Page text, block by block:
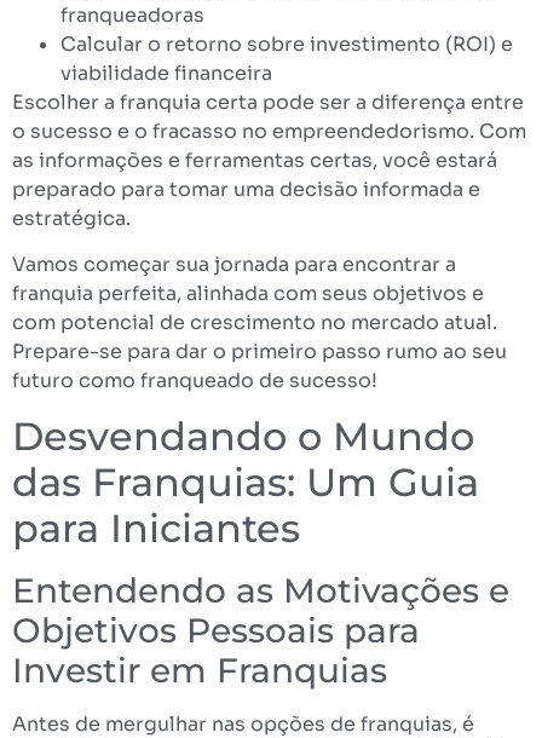
franqueadoras
Calcular o retorno sobre investimento (ROI) e
viabilidade financeira
Escolher a franquia certa pode ser a diferença entre
o sucesso e o fracasso no empreendedorismo. Com
as informações e ferramentas certas, você estará
preparado para tomar uma decisão informada e
estratégica.
Vamos começar sua jornada para encontrar a
franquia perfeita, alinhada com seus objetivos e
com potencial de crescimento no mercado atual.
Prepare-se para dar o primeiro passo rumo ao seu
futuro como franqueado de sucesso!
Desvendando o Mundo
das Franquias: Um Guia
para Iniciantes
Entendendo as Motivações e
Objetivos Pessoais para
Investir em Franquias
Antes de mergulhar nas opções de franquias, é